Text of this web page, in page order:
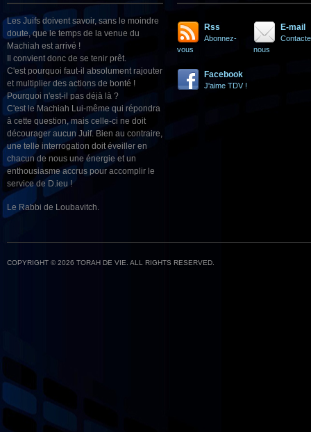
Les Juifs doivent savoir, sans le moindre
doute, que le temps de la venue du
Machiah est arrivé !
Il convient donc de se tenir prêt.
C'est pourquoi faut-il absolument rajouter
et multiplier des actions de bonté !
Pourquoi n'est-il pas déjà là ?
C'est le Machiah Lui-même qui répondra
à cette question, mais celle-ci ne doit
décourager aucun Juif. Bien au contraire,
une telle interrogation doit éveiller en
chacun de nous une énergie et un
enthousiasme accrus pour accomplir le
service de D.ieu !
Le Rabbi de Loubavitch.
Rss
Abonnez-
vous
E-mail
nous
Facebook
J'aime TDV !
COPYRIGHT © 2026 TORAH DE VIE. ALL RIGHTS RESERVED.